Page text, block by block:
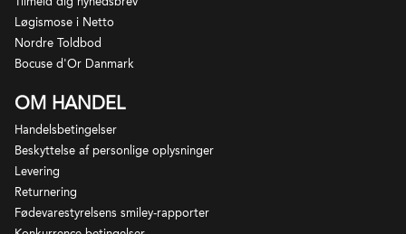
Champagnehuset Krug i Reims blev grundlagt af
tyskeren Joseph Krug, der på linje med en række
muligheder for at lave gode forretninger i
Champagne.
Han blev først ansat og senere partner hos
Champagne Jacquesson. Her modnede ideen om at
skabe et mere ensartet produkt som ikke altid
Løgismose i Netto
Nordre Toldbod
Bocuse d'Or Danmark
OM HANDEL
Handelsbetingelser
Beskyttelse af personlige oplysninger
Levering
Returnering
Fødevarestyrelsens smiley-rapporter